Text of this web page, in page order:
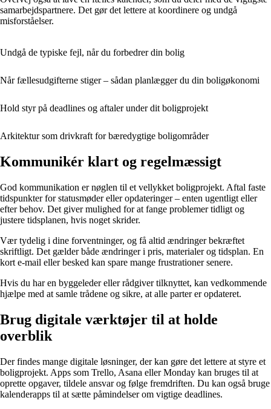
samarbejdspartnere. Det gør det lettere at koordinere og undgå
misforståelser.
Undgå de typiske fejl, når du forbedrer din bolig
Når fællesudgifterne stiger – sådan planlægger du din boligøkonomi
Hold styr på deadlines og aftaler under dit boligprojekt
Arkitektur som drivkraft for bæredygtige boligområder
Kommunikér klart og regelmæssigt
God kommunikation er nøglen til et vellykket boligprojekt. Aftal faste
tidspunkter for statusmøder eller opdateringer – enten ugentligt eller
efter behov. Det giver mulighed for at fange problemer tidligt og
justere tidsplanen, hvis noget skrider.
Vær tydelig i dine forventninger, og få altid ændringer bekræftet
skriftligt. Det gælder både ændringer i pris, materialer og tidsplan. En
kort e-mail eller besked kan spare mange frustrationer senere.
Hvis du har en byggeleder eller rådgiver tilknyttet, kan vedkommende
hjælpe med at samle trådene og sikre, at alle parter er opdateret.
Brug digitale værktøjer til at holde
overblik
Der findes mange digitale løsninger, der kan gøre det lettere at styre et
boligprojekt. Apps som Trello, Asana eller Monday kan bruges til at
oprette opgaver, tildele ansvar og følge fremdriften. Du kan også bruge
kalenderapps til at sætte påmindelser om vigtige deadlines.